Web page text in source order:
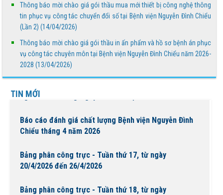
Thông báo mời chào giá gói thầu mua mới thiết bị công nghệ thông
tin phục vụ công tác chuyển đổi số tại Bệnh viện Nguyễn Đình Chiểu
(Lần 2) (14/04/2026)
Thông báo mời chào giá gói thầu in ấn phẩm và hồ sơ bệnh án phục
vụ công tác chuyên môn tại Bệnh viện Nguyễn Đình Chiểu năm 2026-
2028 (13/04/2026)
TIN MỚI
Truyền thông về phòng, chống tác hại của thuốc lá
THÔNG BÁO MỜI BÁO GIÁ
nghĩa chào mừng Ngày Quốc tế Hộ sinh 5/5 và...
Báo cáo đánh giá chất lượng Bệnh viện Nguyễn Đình
Chiểu tháng 4 năm 2026
Bảng phân công trực - Tuần thứ 17, từ ngày
20/4/2026 đến 26/4/2026
Bảng phân công trực - Tuần thứ 18, từ ngày